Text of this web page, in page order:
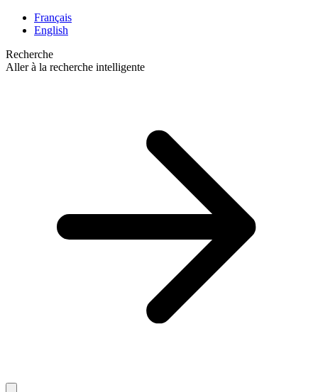
Français
English
Recherche
Aller à la recherche intelligente